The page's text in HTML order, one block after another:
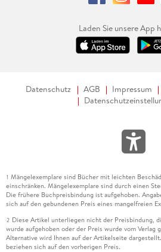
Laden Sie unsere App
Datenschutz AGB Impressum
1 Mängelexemplare sind Bücher mit leichten
einschränken. Mängelexemplare sind durch einen
Die frühere Buchpreisbindung ist aufgehoben.
sich auf den gebundenen Preis eines mangelfreien
2 Diese Artikel unterliegen nicht der Preisbindung,
wurde aufgehoben oder der Preis wurde vom
Alternative wird Ihnen auf der Artikelseite
beziehen sich auf den vorherigen Preis.